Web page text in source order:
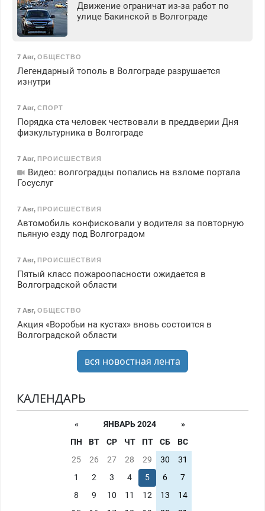
Движение ограничат из-за работ по
улице Бакинской в Волгограде
7 Авг, ОБЩЕСТВО
Легендарный тополь в Волгограде разрушается
изнутри
7 Авг, СПОРТ
Порядка ста человек чествовали в преддверии Дня
физкультурника в Волгограде
7 Авг, ПРОИСШЕСТВИЯ
Видео: волгоградцы попались на взломе портала
Госуслуг
7 Авг, ПРОИСШЕСТВИЯ
Автомобиль конфисковали у водителя за повторную
пьяную езду под Волгоградом
7 Авг, ПРОИСШЕСТВИЯ
Пятый класс пожароопасности ожидается в
Волгоградской области
7 Авг, ОБЩЕСТВО
Акция «Воробьи на кустах» вновь состоится в
Волгоградской области
вся новостная лента
КАЛЕНДАРЬ
« ЯНВАРЬ 2024
»
ПН
ВТ СР ЧТ ПТ СБ
ВС
25
26 27 28 29 30
31
1
2 3 4 5 6
7
8
9 10 11 12 13
14